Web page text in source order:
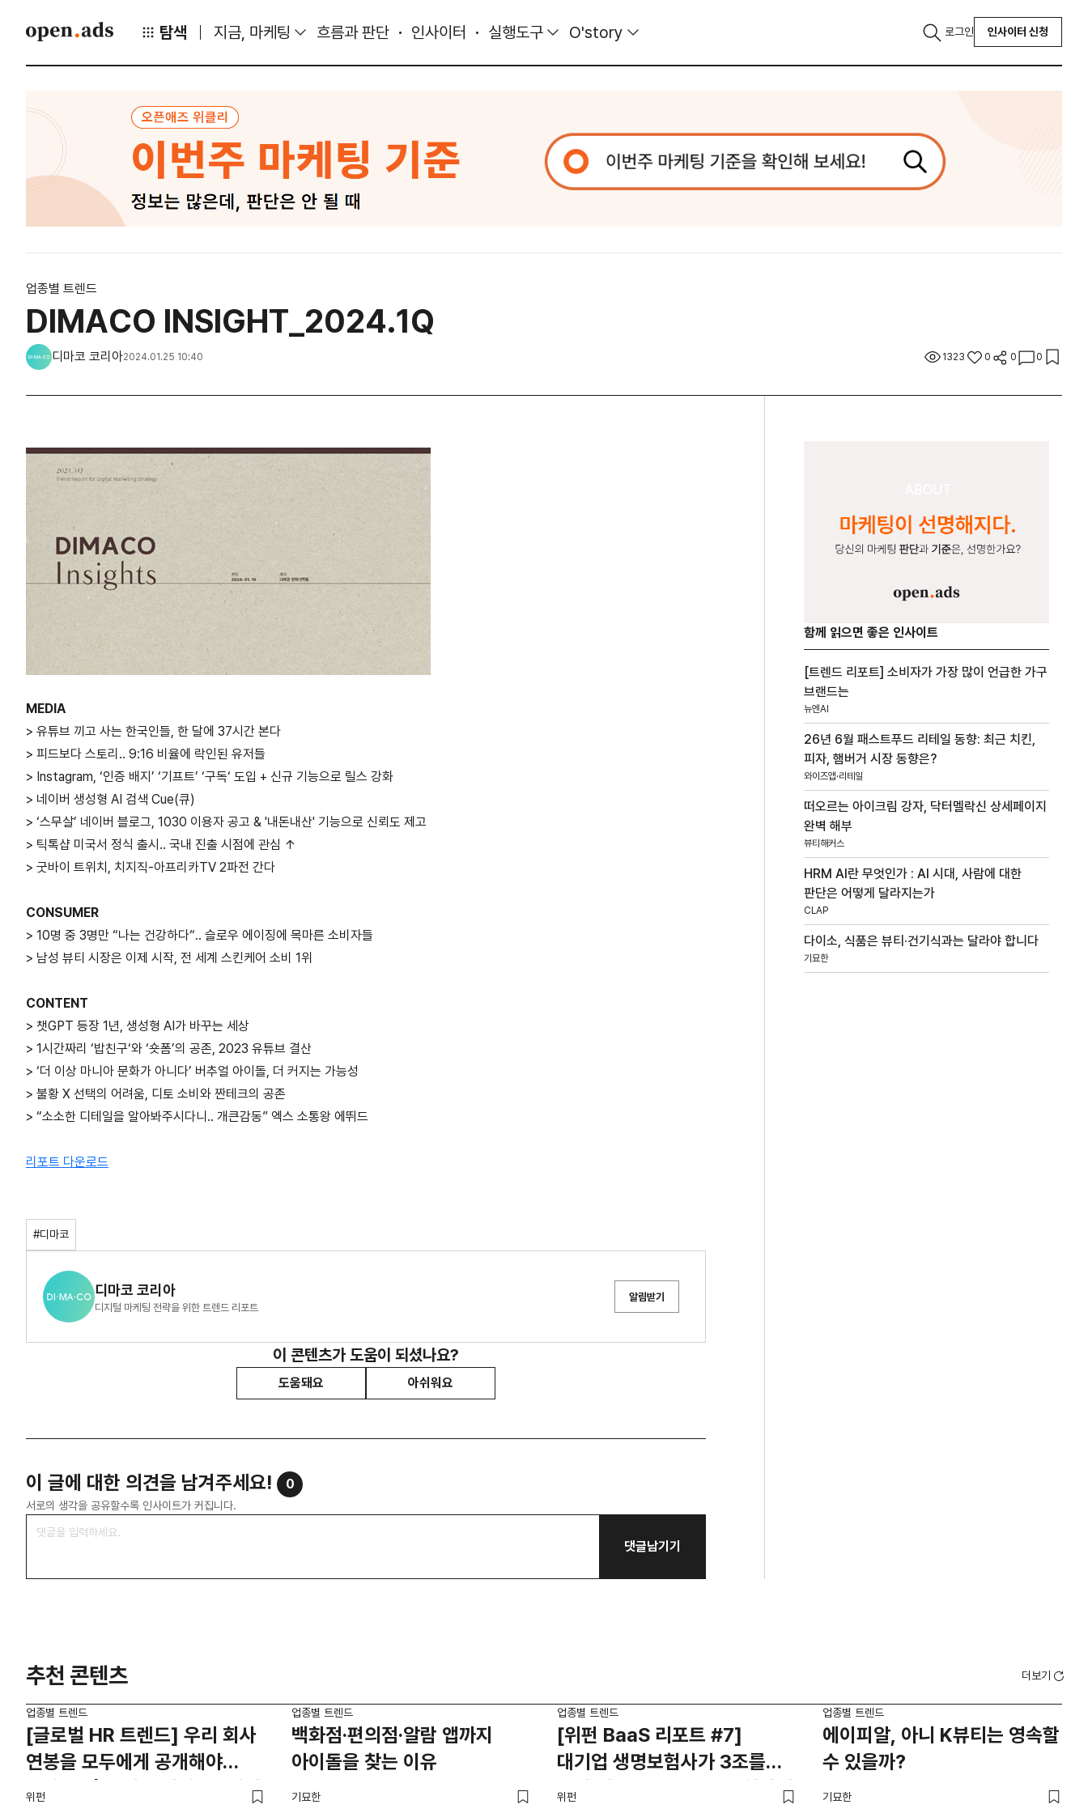
탐색 지금, 마케팅 흐름과 판단 인사이터 실행도구 O'story 로그인 인사이터 신청
업종별 트렌드
DIMACO INSIGHT_2024.1Q
디마코 코리아2024.01.25 10:40 1323 0 0 0
MEDIA
> 유튜브 끼고 사는 한국인들, 한 달에 37시간 본다
> 피드보다 스토리.. 9:16 비율에 락인된 유저들
> Instagram, ‘인증 배지’ ‘기프트’ ‘구독‘ 도입 + 신규 기능으로 릴스 강화
> 네이버 생성형 AI 검색 Cue(큐)
> ‘스무살’ 네이버 블로그, 1030 이용자 공고 & '내돈내산' 기능으로 신뢰도 제고
> 틱톡샵 미국서 정식 출시.. 국내 진출 시점에 관심 ↑
> 굿바이 트위치, 치지직-아프리카TV 2파전 간다
CONSUMER
> 10명 중 3명만 “나는 건강하다“.. 슬로우 에이징에 목마른 소비자들
> 남성 뷰티 시장은 이제 시작, 전 세계 스킨케어 소비 1위
CONTENT
> 챗GPT 등장 1년, 생성형 AI가 바꾸는 세상
> 1시간짜리 ‘밥친구‘와 ‘숏폼’의 공존, 2023 유튜브 결산
> ‘더 이상 마니아 문화가 아니다’ 버추얼 아이돌, 더 커지는 가능성
> 불황 X 선택의 어려움, 디토 소비와 짠테크의 공존
> “소소한 디테일을 알아봐주시다니.. 개큰감동” 엑스 소통왕 에뛰드
리포트 다운로드
#디마코
디마코 코리아
디지털 마케팅 전략을 위한 트렌드 리포트
알림받기
이 콘텐츠가 도움이 되셨나요?
도움돼요 아쉬워요
이 글에 대한 의견을 남겨주세요! 0
서로의 생각을 공유할수록 인사이트가 커집니다.
댓글남기기
함께 읽으면 좋은 인사이트
[트렌드 리포트] 소비자가 가장 많이 언급한 가구
브랜드는
뉴엔AI
26년 6월 패스트푸드 리테일 동향: 최근 치킨,
피자, 햄버거 시장 동향은?
와이즈앱·리테일
떠오르는 아이크림 강자, 닥터멜락신 상세페이지
완벽 해부
뷰티해커스
HRM AI란 무엇인가 : AI 시대, 사람에 대한
판단은 어떻게 달라지는가
CLAP
다이소, 식품은 뷰티·건기식과는 달라야 합니다
기묘한
추천 콘텐츠 더보기
업종별 트렌드
[글로벌 HR 트렌드] 우리 회사
연봉을 모두에게 공개해야
한다면? | 급여 투명성 법, 해외
위펀
업종별 트렌드
백화점·편의점·알람 앱까지
아이돌을 찾는 이유
기묘한
업종별 트렌드
[위펀 BaaS 리포트 #7]
대기업 생명보험사가 3조를
쏟아 인수한 일본 BaaS 회사의
위펀
업종별 트렌드
에이피알, 아니 K뷰티는 영속할
수 있을까?
기묘한